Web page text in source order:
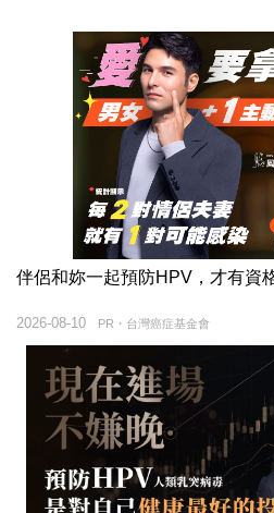
伴侶和妳一起預防HPV，才有資
PR・台灣癌症基金會
2026-08-10